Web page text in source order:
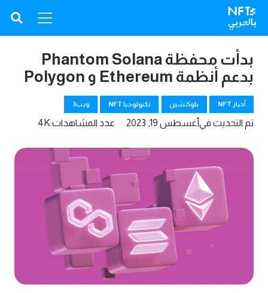
بدأت محفظة Phantom Solana
بدعم أنظمة Ethereum و Polygon
أخبار NFT بلوكتشين تكنولوجيا NFT ويب3
تم التحديث فيأغسطس 19, 2023 عدد المشاهدات:4K